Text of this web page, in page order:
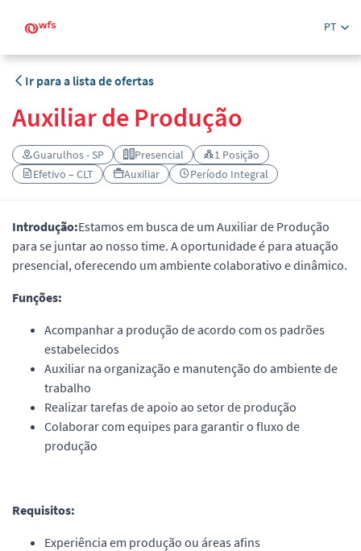
PT
Ir para a lista de ofertas
Auxiliar de Produção
Guarulhos - SP Presencial
1 Posição
Efetivo – CLT
Auxiliar Período Integral
Introdução:Estamos em busca de um Auxiliar de Produção
para se juntar ao nosso time. A oportunidade é para atuação
presencial, oferecendo um ambiente colaborativo e dinâmico.
Funções:
Acompanhar a produção de acordo com os padrões
estabelecidos
Auxiliar na organização e manutenção do ambiente de
trabalho
Realizar tarefas de apoio ao setor de produção
Colaborar com equipes para garantir o fluxo de
produção
Requisitos:
Experiência em produção ou áreas afins